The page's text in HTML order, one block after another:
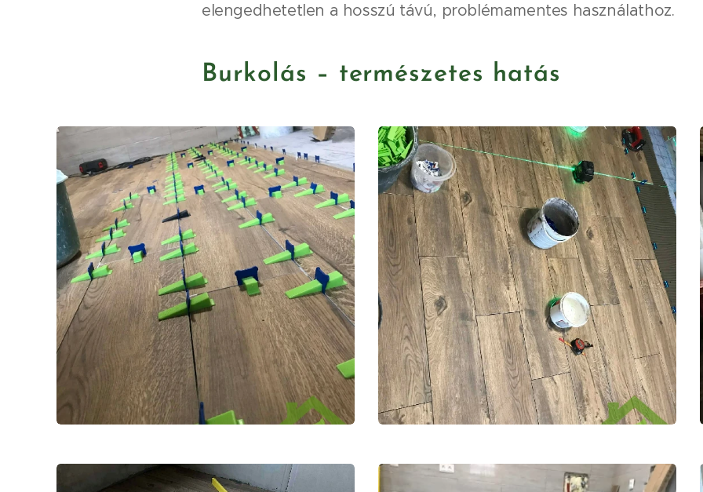
elengedhetetlen a hosszú távú, problémamentes használathoz.
Burkolás – természetes hatás